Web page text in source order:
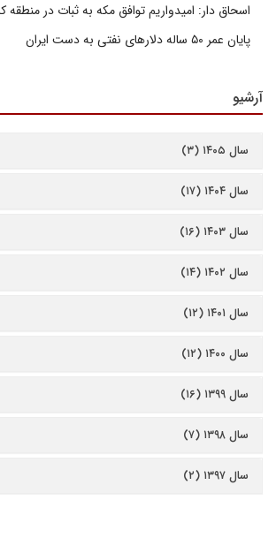
اسحاق دار: امیدواریم توافق مکه به ثبات در منطقه
پایان عمر ۵۰ ساله دلارهای نفتی به دست ایران
آرشیو
سال ۱۴۰۵ (۳)
سال ۱۴۰۴ (۱۷)
سال ۱۴۰۳ (۱۶)
سال ۱۴۰۲ (۱۴)
سال ۱۴۰۱ (۱۲)
سال ۱۴۰۰ (۱۲)
سال ۱۳۹۹ (۱۶)
سال ۱۳۹۸ (۷)
سال ۱۳۹۷ (۲)